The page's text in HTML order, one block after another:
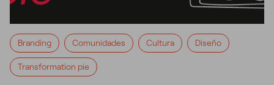
Branding Comunidades Cultura Diseño
Transformation pie